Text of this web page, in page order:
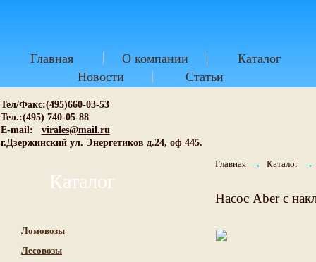
Новости Статьи
Главная О компании Каталог
Тел/Факс:(495)660-03-53
Тел.:(495) 740-05-88
E-mail:
virales@mail.ru
г.Дзержинский ул. Энергетиков д.24, оф 445.
Главная
→ Каталог →
Каталог
Ломовозы
Лесовозы
Насос Аber с